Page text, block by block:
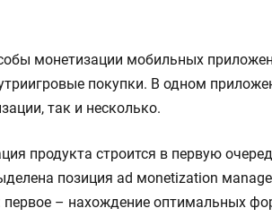
монетизации мобильных
покупки. В одном
так и несколько.
продукта строится в первую
позиция ad мonetization
первое – нахождение оптимальных